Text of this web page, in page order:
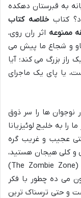
به قبرستان دهکده
کتابخلاصه کتاب
ممنوعه اثر ران روی،
و شجاع ما پیش می
راز بزرگ می کند؛ آیا
یا پای یک ماجرای
نوجوان ها را سر ذوق
را به خلیج لوئیزیانا
عجیب و غریب گره
و کلی هیجان هستید،
این خلاصه جامع از کتاب منطقه ممنوعه (The Zombie Zone)
می ده چطور با فکر
و حتی ترسناک ترین